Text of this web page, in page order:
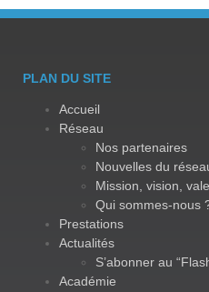
PLAN DU SITE
Accueil
Réseau
Nos partenaires
Nouvelles du
Mission, vision,
Qui sommes-nous
Prestations
Actualités
S’abonner au
Académie